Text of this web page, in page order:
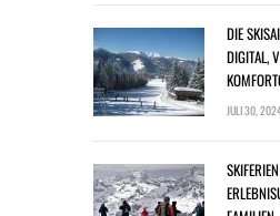
DIE
DIGITAL,
JULI 30,